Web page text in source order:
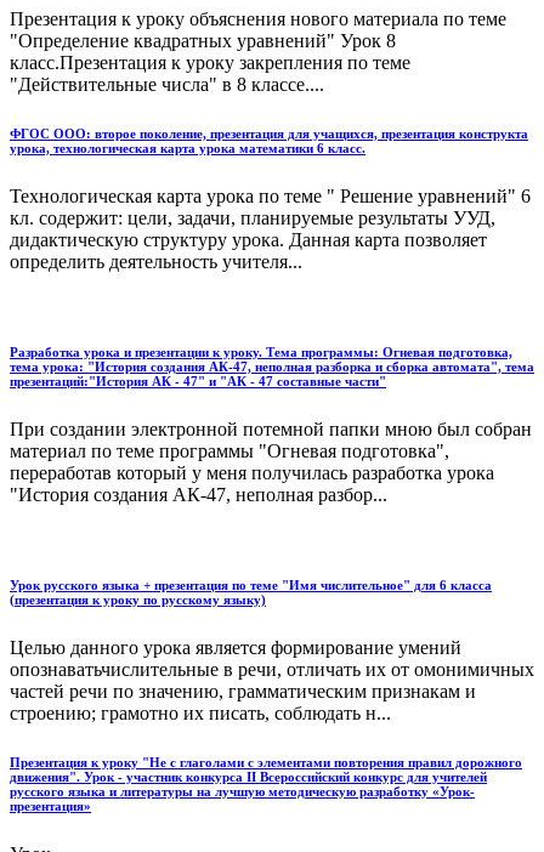
Презентация к уроку объяснения нового материала по теме
"Определение квадратных уравнений" Урок 8
класс.Презентация к уроку закрепления по теме
"Действительные числа" в 8 классе....
ФГОС ООО: второе поколение, презентация для учащихся, презентация конструкта
урока, технологическая карта урока математики 6 класс.
Технологическая карта урока по теме " Решение уравнений" 6
кл. содержит: цели, задачи, планируемые результаты УУД,
дидактическую структуру урока. Данная карта позволяет
определить деятельность учителя...
Разработка урока и презентации к уроку. Тема программы: Огневая подготовка,
тема урока: "История создания АК-47, неполная разборка и сборка автомата", тема
презентаций:"История АК - 47" и "АК - 47 составные части"
При создании электронной потемной папки мною был собран
материал по теме программы "Огневая подготовка",
переработав который у меня получилась разработка урока
"История создания АК-47, неполная разбор...
Урок русского языка + презентация по теме "Имя числительное" для 6 класса
(презентация к уроку по русскому языку)
Целью данного урока является формирование умений
опознаватьчислительные в речи, отличать их от омонимичных
частей речи по значению, грамматическим признакам и
строению; грамотно их писать, соблюдать н...
Презентация к уроку "Не с глаголами с элементами повторения правил дорожного
движения". Урок - участник конкурса II Всероссийский конкурс для учителей
русского языка и литературы на лучшую методическую разработку «Урок-
презентация»